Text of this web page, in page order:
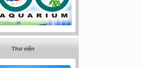
Thư viện